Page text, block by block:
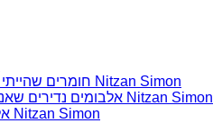
חומרים שהייתי רוצה להשמיע בתוכנית שלי מאת נִיצָן סִימוֹן Nitzan Simon
אלבומים נדירים שאני מחפש פיזית וגם דיגיטלית מאת נִיצָן סִימוֹן Nitzan Simon
אלבומים נדירים שאני מחפש מאת נִיצָן סִימוֹן Nitzan Simon